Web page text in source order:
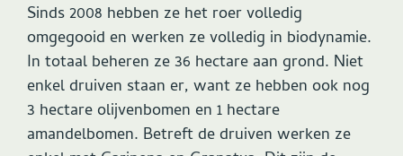
Sinds 2008 hebben ze het roer volledig
omgegooid en werken ze volledig in biodynamie.
In totaal beheren ze 36 hectare aan grond. Niet
enkel druiven staan er, want ze hebben ook nog
3 hectare olijvenbomen en 1 hectare
amandelbomen. Betreft de druiven werken ze